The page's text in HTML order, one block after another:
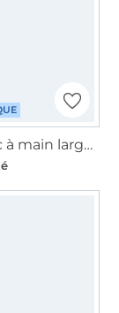
Patron sac à main large pdf Cambag Tessa CreaResa Crearetro, en allemand